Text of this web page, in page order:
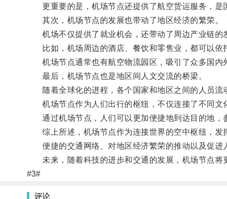
更重要的是，机场节点还提供了航空货运服务，是
其次，机场节点的发展也带动了地区经济的繁荣。
机场不仅提供了就业机会，还带动了周边产业链的
比如，机场周边的酒店、餐饮和零售业，都可以依
机场节点通常也有航空物流园区，吸引了众多国内
最后，机场节点也是地区间人文交流的桥梁。
随着全球化的进程，各个国家和地区之间的人员流
机场节点作为人们出行的枢纽，不仅连接了不同文
通过机场节点，人们可以更加便捷地到达目的地，
综上所述，机场节点作为连接世界的空中枢纽，发
便捷的交通网络、对地区经济繁荣的推动以及促进
未来，随着科技的进步和交通的发展，机场节点将
#3#
评论